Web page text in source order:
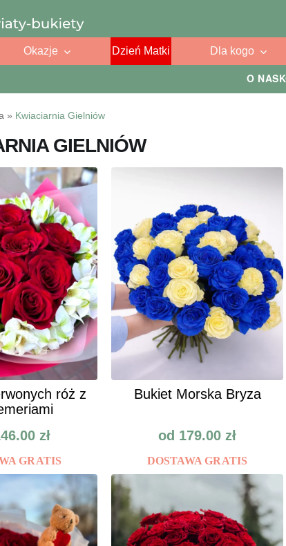
O NAS
Okazje Dzień Matki Dla kogo
» Kwiaciarnia Gielniów
GIELNIÓW
róż z
zł
GRATIS
Bukiet Morska Bryza
od 179.00 zł
DOSTAWA GRATIS